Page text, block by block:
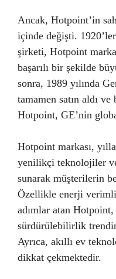
Ancak, Hotpoint’in
içinde değişti.
şirketi, Hotpoint
başarılı bir şekilde
sonra, 1989 yılında
tamamen satın aldı
Hotpoint, GE’nin
Hotpoint markası,
yenilikçi teknolojiler
sunarak müşterilerin
Özellikle enerji
adımlar atan
sürdürülebilirlik
Ayrıca, akıllı ev
dikkat çekmektedir.